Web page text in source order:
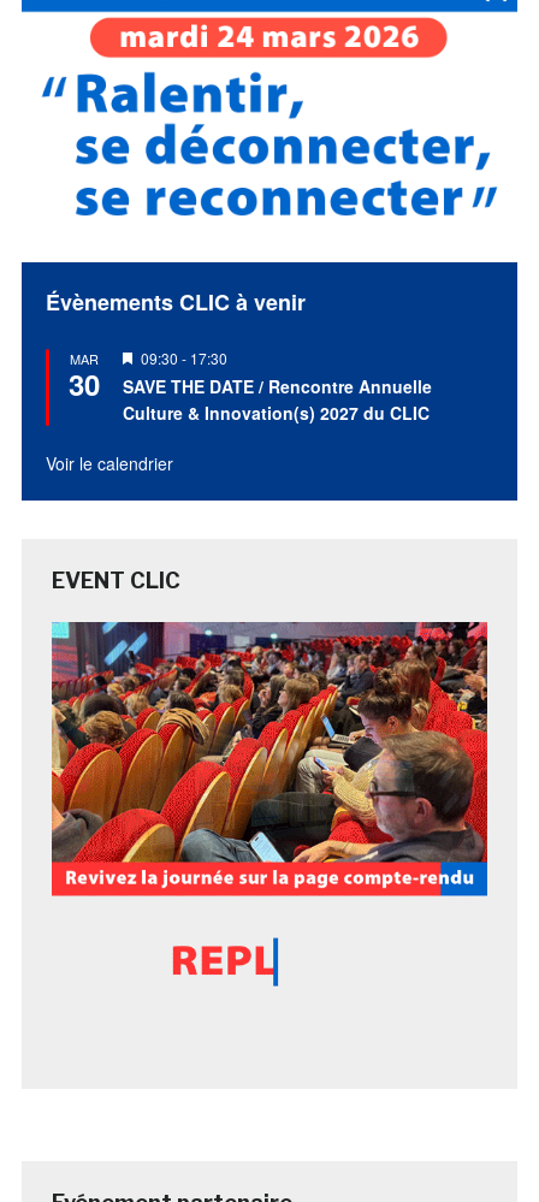
Évènements CLIC à venir
MAR
30
Mis
en
avant
09:30 - 17:30
SAVE THE DATE / Rencontre Annuelle
Culture & Innovation(s) 2027 du CLIC
Voir le calendrier
EVENT CLIC